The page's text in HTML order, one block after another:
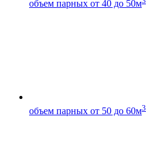
объем парных от 40 до 50м
объем парных от 50 до 60м3